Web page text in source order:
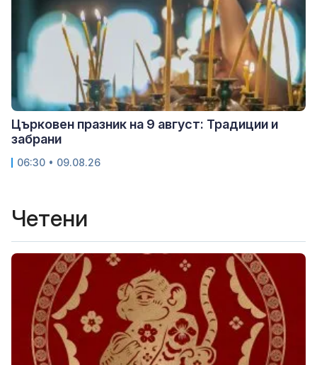
Църковен празник на 9 август: Традиции и
забрани
06:30 • 09.08.26
Четени